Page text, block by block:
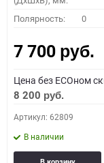
Полярность: 0
7 700 руб.
Цена без ECOном
8 200 руб.
Артикул: 62809
В наличии